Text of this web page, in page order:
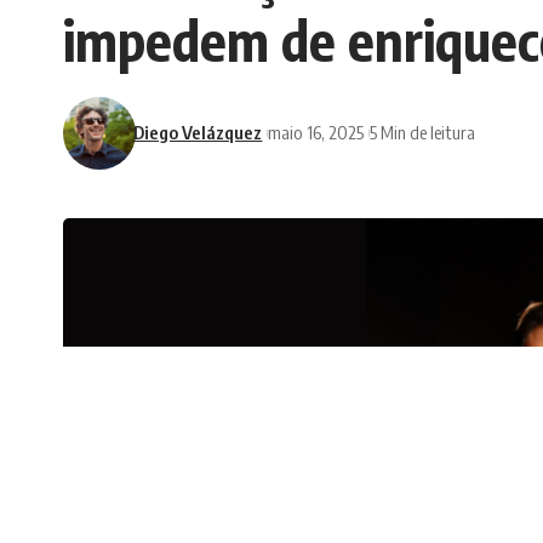
impedem de
Diego Velázquez maio 16, 2025 5 Min de leitura